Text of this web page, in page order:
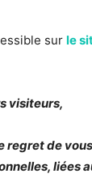
sur le
visiteurs,
regret de
liées